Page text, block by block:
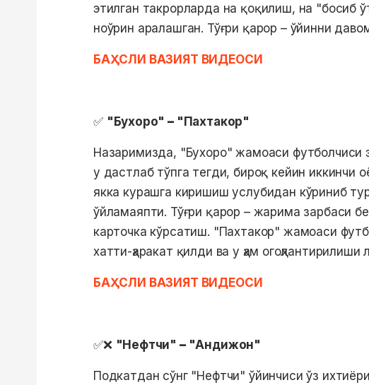
этилган такрорларда на қоқилиш, на "босиб
ноўрин аралашган. Тўғри қарор – ўйинни
БАҲСЛИ ВАЗИЯТ ВИДЕОСИ
✅ "Бухоро"– "Пахтакор"
Назаримизда, "Бухоро" жамоаси футболчиси
у дастлаб тўпга тегди, бироқ кейин иккинчи
якка курашга киришиш услубидан кўриниб
ўйламаяпти. Тўғри қарор – жарима зарбаси
карточка кўрсатиш. "Пахтакор" жамоаси
хатти-ҳаракат қилди ва у ҳам огоҳлантирилиши
БАҲСЛИ ВАЗИЯТ ВИДЕОСИ
✅❌ "Нефтчи" –"Андижон"
Подкатдан сўнг "Нефтчи" ўйинчиси ўз